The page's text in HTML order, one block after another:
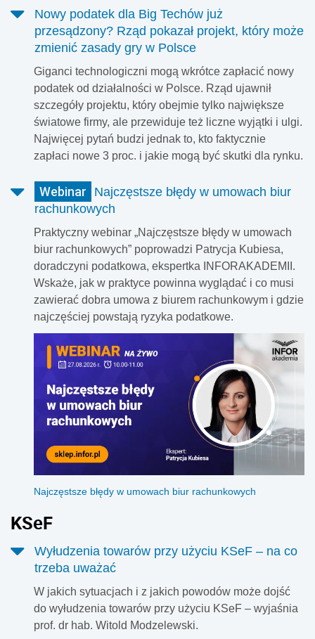
Nowy podatek dla Big Techów już
przesądzony? Rząd pokazał projekt, który może
zmienić zasady gry w Polsce
Giganci technologiczni mogą wkrótce zapłacić nowy
podatek od działalności w Polsce. Rząd ujawnił
szczegóły projektu, który obejmie tylko największe
światowe firmy, ale przewiduje też liczne wyjątki i ulgi.
Najwięcej pytań budzi jednak to, kto faktycznie
zapłaci nowe 3 proc. i jakie mogą być skutki dla rynku.
Webinar
Najczęstsze błędy w umowach biur
rachunkowych
Praktyczny webinar „Najczęstsze błędy w umowach
biur rachunkowych” poprowadzi Patrycja Kubiesa,
doradczyni podatkowa, ekspertka INFORAKADEMII.
Wskaże, jak w praktyce powinna wyglądać i co musi
zawierać dobra umowa z biurem rachunkowym i gdzie
najczęściej powstają ryzyka podatkowe.
Najczęstsze błędy w umowach biur rachunkowych
KSeF
Wyłudzenia towarów przy użyciu KSeF – na co
trzeba uważać
W jakich sytuacjach i z jakich powodów może dojść
do wyłudzenia towarów przy użyciu KSeF – wyjaśnia
prof. dr hab. Witold Modzelewski.